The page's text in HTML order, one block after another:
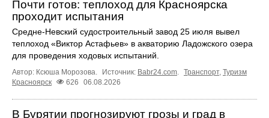
Почти готов: теплоход для Красноярска
проходит испытания
Средне-Невский судостроительный завод 25 июля вывел
теплоход «Виктор Астафьев» в акваторию Ладожского озера
для проведения ходовых испытаний.
Автор: Ксюша Морозова. Источник: Babr24.com. Транспорт, Туризм
Красноярск
626 06.08.2026
В Бурятии прогнозируют грозы и град в